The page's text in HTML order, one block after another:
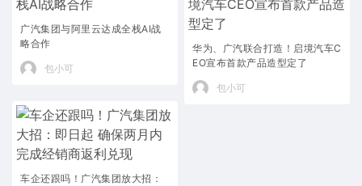
广汽集团与阿里云达成全栈AI战
略合作
包小可
华为、广汽联合打造！启境汽车C
EO宣布首款产品造型定了
包小可
车企还跟吗！广汽集团放大招：